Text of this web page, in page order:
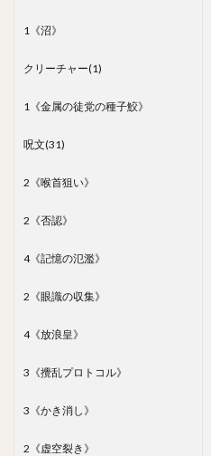
1《沼》
クリーチャー(1)
1《金属の徒党の種子鮫》
呪文(31)
2《喉首狙い》
2《否認》
4《記憶の氾濫》
2《眼識の収集》
4《放浪皇》
3《攪乱プロトコル》
3《かき消し》
2《虚空裂き》